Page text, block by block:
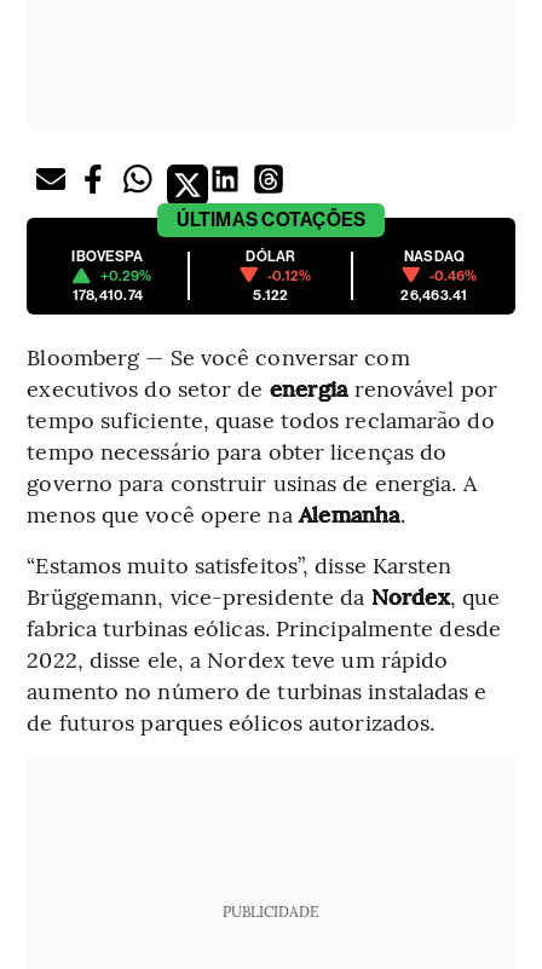
ÚLTIMASCOTAÇÕES
IBOVESPA
+0.29%
178,410.74
DÓLAR
-0.12%
5.122
NASDAQ
-0.46%
26,463.41
Bloomberg — Se você conversar com
executivos do setor de energia renovável por
tempo suficiente, quase todos reclamarão do
tempo necessário para obter licenças do
governo para construir usinas de energia. A
menos que você opere naAlemanha.
“Estamos muito satisfeitos”, disse Karsten
Brüggemann, vice-presidente da Nordex, que
fabrica turbinas eólicas. Principalmente desde
2022, disse ele, a Nordex teve um rápido
aumento no número de turbinas instaladas e
de futuros parques eólicos autorizados.
PUBLICIDADE